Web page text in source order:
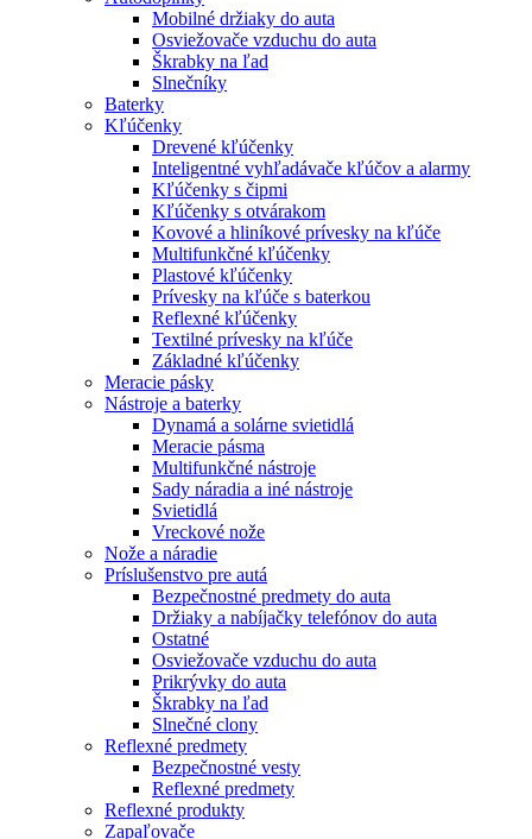
Mobilné držiaky do auta
Osviežovače vzduchu do auta
Škrabky na ľad
Slnečníky
Baterky
Kľúčenky
Drevené kľúčenky
Inteligentné vyhľadávače kľúčov a alarmy
Kľúčenky s čipmi
Kľúčenky s otvárakom
Kovové a hliníkové prívesky na kľúče
Multifunkčné kľúčenky
Plastové kľúčenky
Prívesky na kľúče s baterkou
Reflexné kľúčenky
Textilné prívesky na kľúče
Základné kľúčenky
Meracie pásky
Nástroje a baterky
Dynamá a solárne svietidlá
Meracie pásma
Multifunkčné nástroje
Sady náradia a iné nástroje
Svietidlá
Vreckové nože
Nože a náradie
Príslušenstvo pre autá
Bezpečnostné predmety do auta
Držiaky a nabíjačky telefónov do auta
Ostatné
Osviežovače vzduchu do auta
Prikrývky do auta
Škrabky na ľad
Slnečné clony
Reflexné predmety
Bezpečnostné vesty
Reflexné predmety
Reflexné produkty
Zapaľovače